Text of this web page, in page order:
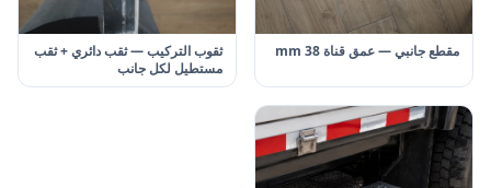
مقطع جانبي — عمق قناة 38 mm
ثقوب التركيب — ثقب دائري + ثقب
مستطيل لكل جانب